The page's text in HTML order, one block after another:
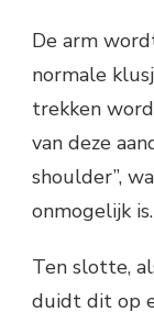
De arm
normale
trekken
van deze
shoulder”,
onmogelijk is.
Ten slotte,
duidt dit op